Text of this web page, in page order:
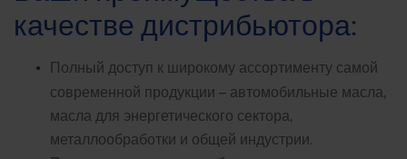
качестве дистрибьютора:
Полный доступ к широкому ассортименту самой
современной продукции – автомобильные масла,
масла для энергетического сектора,
металлообработки и общей индустрии.